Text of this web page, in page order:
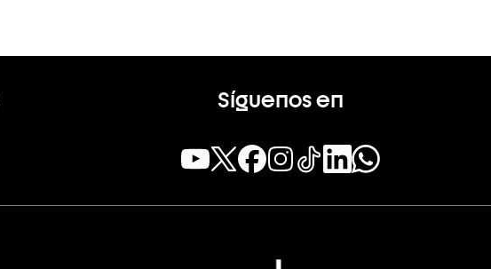
Síguenos en